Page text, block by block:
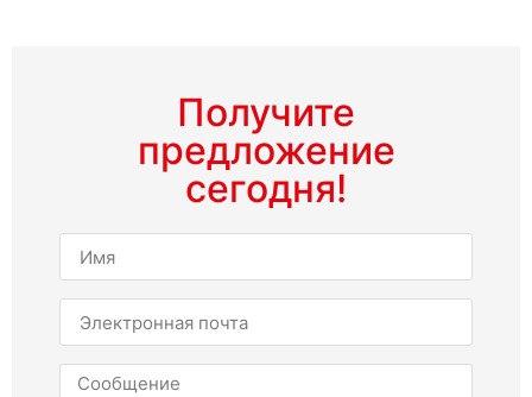
Получите
предложение
сегодня!